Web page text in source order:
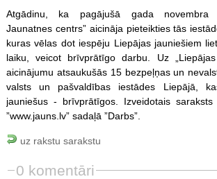
Atgādinu, ka pagājušā gada novembra
Jaunatnes centrs” aicināja pieteikties tās
kuras vēlas dot iespēju Liepājas jauniešiem
laiku, veicot brīvprātīgo darbu. Uz
aicinājumu atsaukušās 15 bezpeļņas un
valsts un pašvaldības iestādes Liepājā,
jauniešus - brīvprātīgos. Izveidotais
”www.jauns.lv” sadaļā ”Darbs”.
uz rakstu sarakstu
0 komentāri